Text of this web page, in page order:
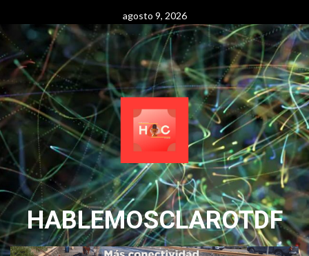
content
agosto 9, 2026
HABLEMOSCLAROTDF